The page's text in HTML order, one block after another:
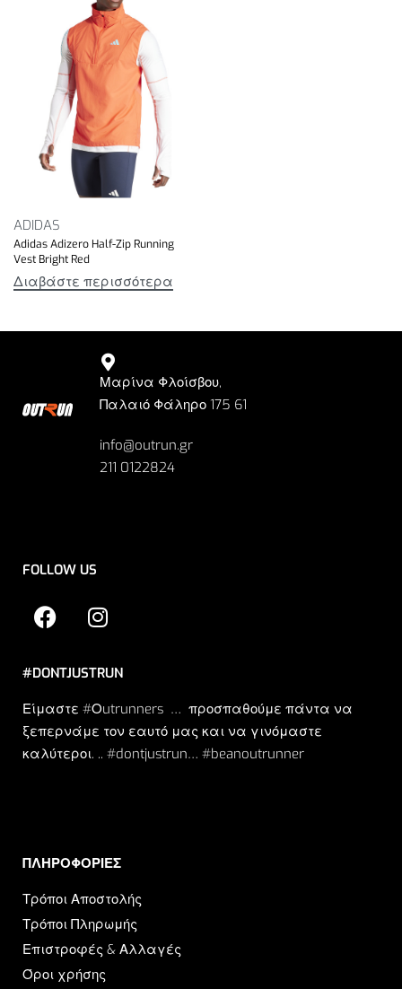
ADIDAS
Adidas Adizero Half-Zip Running
Vest Bright Red
Διαβάστε περισσότερα
Μαρίνα Φλοίσβου,
Παλαιό Φάληρο 175 61
info@outrun.gr
211 0122824
FOLLOW US
#DONTJUSTRUN
Είμαστε #Οutrunners … προσπαθούμε πάντα να
ξεπερνάμε τον εαυτό μας και να γινόμαστε
καλύτεροι. .. #dontjustrun… #beanoutrunner
ΠΛΗΡΟΦΟΡΙΕΣ​
Τρόποι Αποστολής
Τρόποι Πληρωμής
Επιστροφές & Αλλαγές
Όροι χρήσης